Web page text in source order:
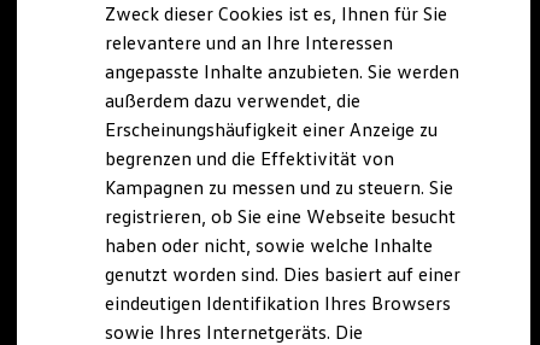
Kaufoptionen
E-Auto-Förderung
Software und Konnektivität
Die ID. Software 6
ID. Software Versionen und Updates
Digitale Extras
Schnittstellen zu Ihrem ID.
Hybridautos
Marke und Erlebnis
Volkswagen R und R Experience
R-Modelle
R Experience
Driving Experience
Volkswagen entdecken
Werkbesichtigung
Zweck dieser Cookies ist es, Ihnen für Sie
relevantere und an Ihre Interessen
angepasste Inhalte anzubieten. Sie werden
außerdem dazu verwendet, die
Erscheinungshäufigkeit einer Anzeige zu
begrenzen und die Effektivität von
Kampagnen zu messen und zu steuern. Sie
registrieren, ob Sie eine Webseite besucht
haben oder nicht, sowie welche Inhalte
genutzt worden sind. Dies basiert auf einer
eindeutigen Identifikation Ihres Browsers
sowie Ihres Internetgeräts. Die